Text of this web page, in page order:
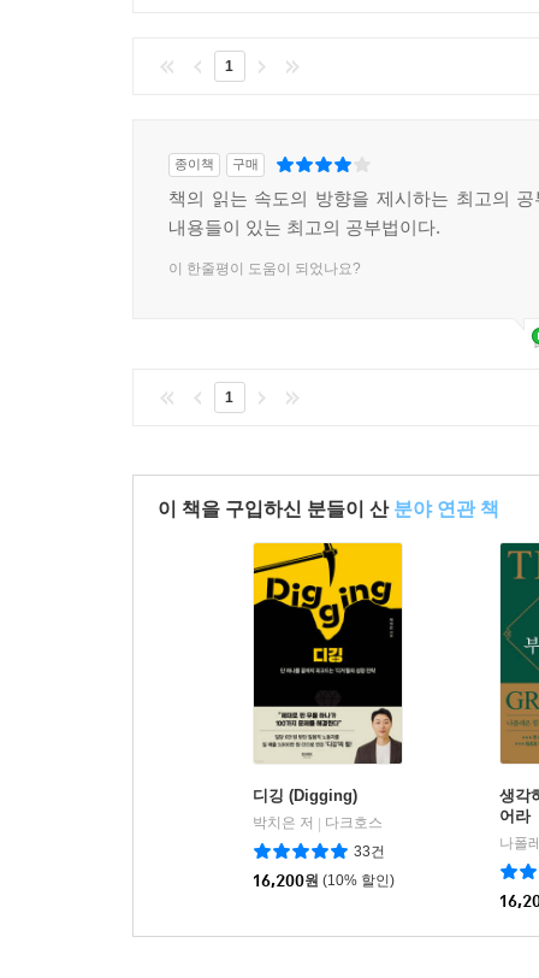
1
종이책 구매
책의 읽는 속도의 방향을 제시하는 최고의
내용들이 있는 최고의 공부법이다.
이 한줄평이 도움이 되었나요?
1
이 책을 구입하신 분들이 산 분야 연관 책
디깅 (Digging)
박치은 저
다크호스
33건
16,200원 (10% 할인)
생각
어라